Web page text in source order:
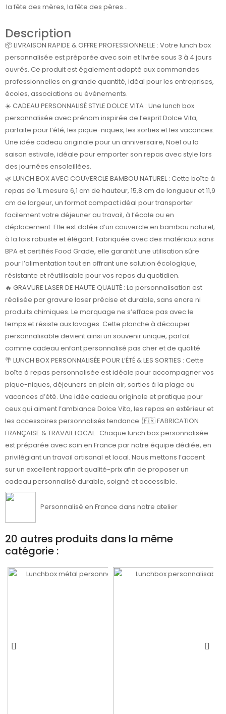
la fête des mères, la fête des pères...
Description
📦 LIVRAISON RAPIDE & OFFRE PROFESSIONNELLE : Votre lunch box
personnalisée est préparée avec soin et livrée sous 3 à 4 jours
ouvrés. Ce produit est également adapté aux commandes
professionnelles en grande quantité, idéal pour les entreprises,
écoles, associations ou événements.
☀️ CADEAU PERSONNALISÉ STYLE DOLCE VITA : Une lunch box
personnalisée avec prénom inspirée de l’esprit Dolce Vita,
parfaite pour l’été, les pique-niques, les sorties et les vacances.
Une idée cadeau originale pour un anniversaire, Noël ou la
saison estivale, idéale pour emporter son repas avec style lors
des journées ensoleillées.
🌿 LUNCH BOX AVEC COUVERCLE BAMBOU NATUREL : Cette boîte à
repas de 1L mesure 6,1 cm de hauteur, 15,8 cm de longueur et 11,9
cm de largeur, un format compact idéal pour transporter
facilement votre déjeuner au travail, à l’école ou en
déplacement. Elle est dotée d’un couvercle en bambou naturel,
à la fois robuste et élégant. Fabriquée avec des matériaux sans
BPA et certifiés Food Grade, elle garantit une utilisation sûre
pour l’alimentation tout en offrant une solution écologique,
résistante et réutilisable pour vos repas du quotidien.
🔥 GRAVURE LASER DE HAUTE QUALITÉ : La personnalisation est
réalisée par gravure laser précise et durable, sans encre ni
produits chimiques. Le marquage ne s’efface pas avec le
temps et résiste aux lavages. Cette planche à découper
personnalisable devient ainsi un souvenir unique, parfait
comme cadeau enfant personnalisé pas cher et de qualité.
🌴 LUNCH BOX PERSONNALISÉE POUR L’ÉTÉ & LES SORTIES : Cette
boîte à repas personnalisée est idéale pour accompagner vos
pique-niques, déjeuners en plein air, sorties à la plage ou
vacances d’été. Une idée cadeau originale et pratique pour
ceux qui aiment l’ambiance Dolce Vita, les repas en extérieur et
les accessoires personnalisés tendance. 🇫🇷 FABRICATION
FRANÇAISE & TRAVAIL LOCAL : Chaque lunch box personnalisée
est préparée avec soin en France par notre équipe dédiée, en
privilégiant un travail artisanal et local. Nous mettons l’accent
sur un excellent rapport qualité-prix afin de proposer un
cadeau personnalisé durable, soigné et accessible.
Personnalisé en France dans notre atelier
20 autres produits dans la même
catégorie :